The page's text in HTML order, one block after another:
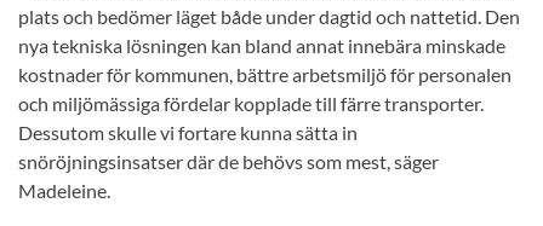
plats och bedömer läget både under dagtid och nattetid. Den
nya tekniska lösningen kan bland annat innebära minskade
kostnader för kommunen, bättre arbetsmiljö för personalen
och miljömässiga fördelar kopplade till färre transporter.
Dessutom skulle vi fortare kunna sätta in
snöröjningsinsatser där de behövs som mest, säger
Madeleine.